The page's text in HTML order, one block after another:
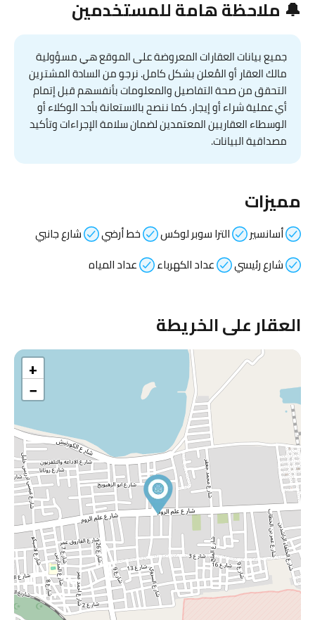
🔔 ملاحظة هامة للمستخدمين
جميع بيانات العقارات المعروضة على الموقع هي مسؤولية
مالك العقار أو المُعلن بشكل كامل. نرجو من السادة المشترين
التحقق من صحة التفاصيل والمعلومات بأنفسهم قبل إتمام
أي عملية شراء أو إيجار. كما ننصح بالاستعانة بأحد الوكلاء أو
الوسطاء العقاريين المعتمدين لضمان سلامة الإجراءات وتأكيد
مصداقية البيانات.
مميزات
أسانسير الترا سوبر لوكس خط أرضي
شارع جانبي
شارع رئيسي
عداد الكهرباء عداد المياه
العقار على الخريطة
+
−